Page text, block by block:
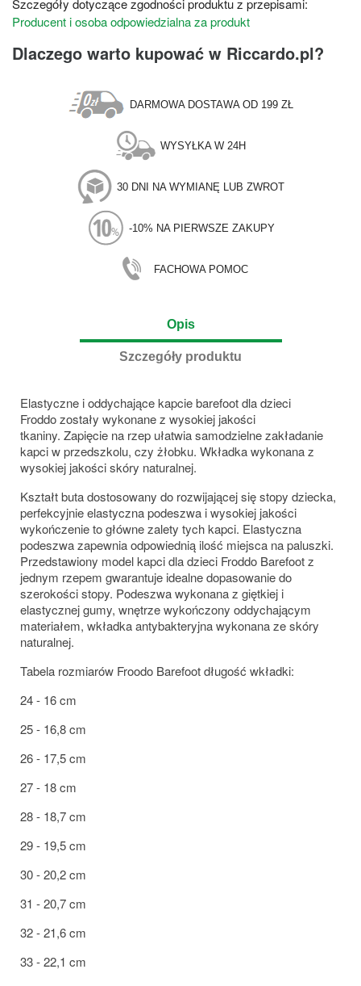
Szczegóły dotyczące zgodności produktu z przepisami:
Producent i osoba odpowiedzialna za produkt
Dlaczego warto kupować w Riccardo.pl?
DARMOWA DOSTAWA OD 199 ZŁ
WYSYŁKA W 24H
30 DNI NA WYMIANĘ LUB ZWROT
-10% NA PIERWSZE ZAKUPY
FACHOWA POMOC
Opis
Szczegóły produktu
Elastyczne i oddychające kapcie barefoot dla dzieci
Froddo zostały wykonane z wysokiej jakości
tkaniny. Zapięcie na rzep ułatwia samodzielne zakładanie
kapci w przedszkolu, czy żłobku. Wkładka wykonana z
wysokiej jakości skóry naturalnej.
Kształt buta dostosowany do rozwijającej się stopy dziecka,
perfekcyjnie elastyczna podeszwa i wysokiej jakości
wykończenie to główne zalety tych kapci. Elastyczna
podeszwa zapewnia odpowiednią ilość miejsca na paluszki.
Przedstawiony model kapci dla dzieci Froddo Barefoot z
jednym rzepem gwarantuje idealne dopasowanie do
szerokości stopy. Podeszwa wykonana z giętkiej i
elastycznej gumy, wnętrze wykończony oddychającym
materiałem, wkładka antybakteryjna wykonana ze skóry
naturalnej.
Tabela rozmiarów Froodo Barefoot długość wkładki:
24 - 16 cm
25 - 16,8 cm
26 - 17,5 cm
27 - 18 cm
28 - 18,7 cm
29 - 19,5 cm
30 - 20,2 cm
31 - 20,7 cm
32 - 21,6 cm
33 - 22,1 cm